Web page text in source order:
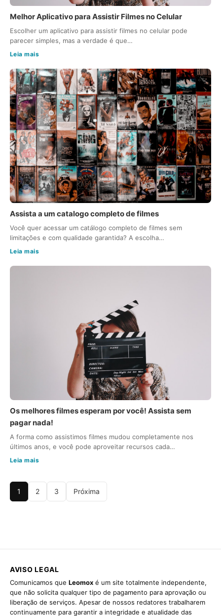
Melhor Aplicativo para Assistir Filmes no Celular
Escolher um aplicativo para assistir filmes no celular pode
parecer simples, mas a verdade é que…
Leia mais
Assista a um catalogo completo de filmes
Você quer acessar um catálogo completo de filmes sem
limitações e com qualidade garantida? A escolha…
Leia mais
Os melhores filmes esperam por você! Assista sem
pagar nada!
A forma como assistimos filmes mudou completamente nos
últimos anos, e você pode aproveitar recursos cada…
Leia mais
1 2 3 Próxima
AVISO LEGAL
Comunicamos que Leomox é um site totalmente independente,
que não solicita qualquer tipo de pagamento para aprovação ou
liberação de serviços. Apesar de nossos redatores trabalharem
continuamente para garantir a integridade e atualidade das